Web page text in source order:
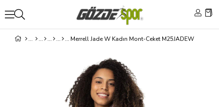
Merrell Jade W Kadın Mont-Ceket M25JADEW